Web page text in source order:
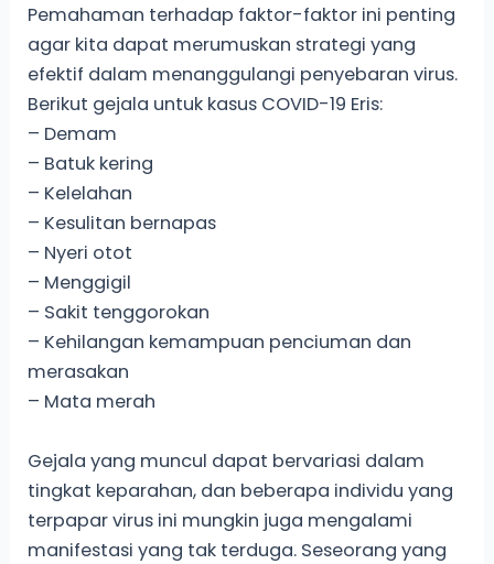
Pemahaman terhadap faktor-faktor ini penting
agar kita dapat merumuskan strategi yang
efektif dalam menanggulangi penyebaran virus.
Berikut gejala untuk kasus COVID-19 Eris:
– Demam
– Batuk kering
– Kelelahan
– Kesulitan bernapas
– Nyeri otot
– Menggigil
– Sakit tenggorokan
– Kehilangan kemampuan penciuman dan
merasakan
– Mata merah
Gejala yang muncul dapat bervariasi dalam
tingkat keparahan, dan beberapa individu yang
terpapar virus ini mungkin juga mengalami
manifestasi yang tak terduga. Seseorang yang